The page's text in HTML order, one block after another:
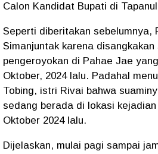
Calon Kandidat Bupati di
Seperti diberitakan sebelumnya,
Simanjuntak karena disangkakan
pengeroyokan di Pahae Jae
Oktober, 2024 lalu. Padahal
Tobing, istri Rivai bahwa
sedang berada di lokasi
Oktober 2024 lalu.
Dijelaskan, mulai pagi sampai